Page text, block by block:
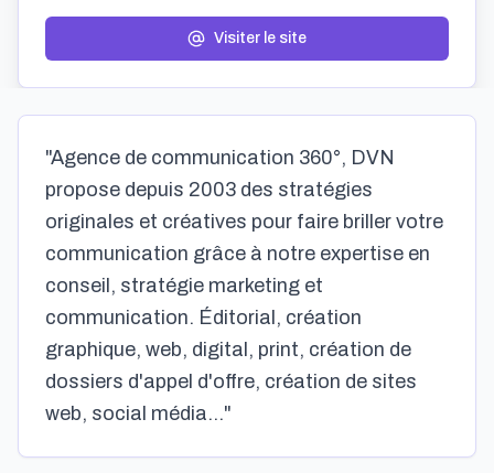
Visiter le site
"Agence de communication 360°, DVN
propose depuis 2003 des stratégies
originales et créatives pour faire briller votre
communication grâce à notre expertise en
conseil, stratégie marketing et
communication. Éditorial, création
graphique, web, digital, print, création de
dossiers d'appel d'offre, création de sites
web, social média..."